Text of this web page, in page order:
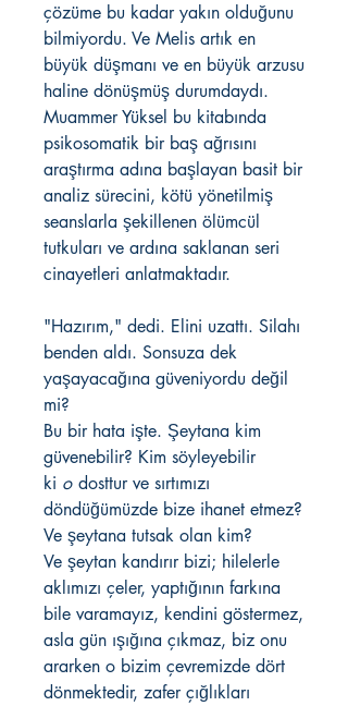
çözüme bu kadar yakın olduğunu
bilmiyordu. Ve Melis artık en
büyük düşmanı ve en büyük arzusu
haline dönüşmüş durumdaydı.
Muammer Yüksel bu kitabında
psikosomatik bir baş ağrısını
araştırma adına başlayan basit bir
analiz sürecini, kötü yönetilmiş
seanslarla şekillenen ölümcül
tutkuları ve ardına saklanan seri
cinayetleri anlatmaktadır.
"Hazırım," dedi. Elini uzattı. Silahı
benden aldı. Sonsuza dek
yaşayacağına güveniyordu değil
mi?
Bu bir hata işte. Şeytana kim
güvenebilir? Kim söyleyebilir
ki o dosttur ve sırtımızı
döndüğümüzde bize ihanet etmez?
Ve şeytana tutsak olan kim?
Ve şeytan kandırır bizi; hilelerle
aklımızı çeler, yaptığının farkına
bile varamayız, kendini göstermez,
asla gün ışığına çıkmaz, biz onu
ararken o bizim çevremizde dört
dönmektedir, zafer çığlıkları